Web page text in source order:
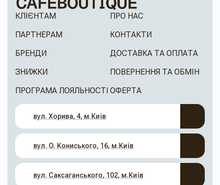
КЛІЄНТАМ
ПАРТНЕРАМ
БРЕНДИ
ЗНИЖКИ
ПРОГРАМА ЛОЯЛЬНОСТІ
ПРО НАС
КОНТАКТИ
ДОСТАВКА ТА ОПЛАТА
ПОВЕРНЕННЯ ТА ОБМІН
ОФЕРТА
вул. Хорива, 4, м.Київ
вул. О. Кониського, 16, м.Київ
вул. Саксаганського, 102, м.Київ